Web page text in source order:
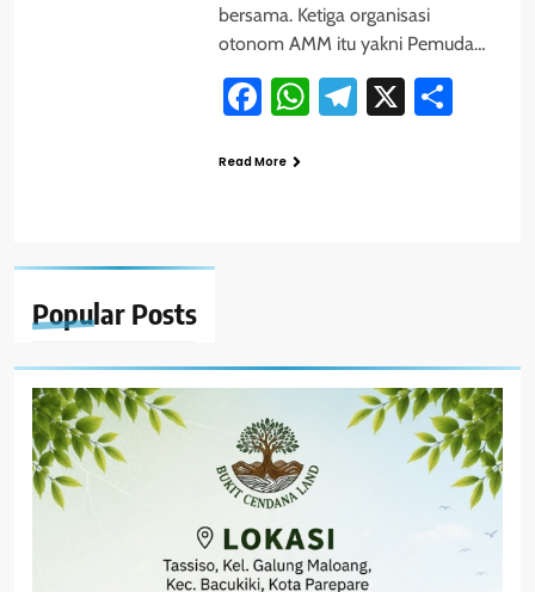
Popular Posts
bersama. Ketiga organisasi
otonom AMM itu yakni Pemuda…
Facebook
WhatsApp
Telegram
X
Read More